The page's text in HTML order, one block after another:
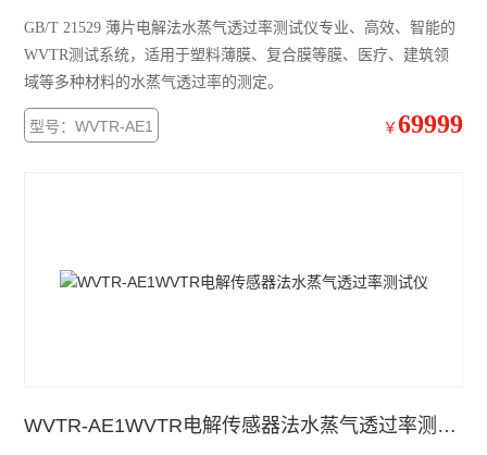
GB/T 21529 薄片电解法水蒸气透过率测试仪专业、高效、智能的
WVTR测试系统，适用于塑料薄膜、复合膜等膜、医疗、建筑领
域等多种材料的水蒸气透过率的测定。
型号：WVTR-AE1 ￥ 69999
WVTR-AE1WVTR电解传感器法水蒸气透过率测试仪